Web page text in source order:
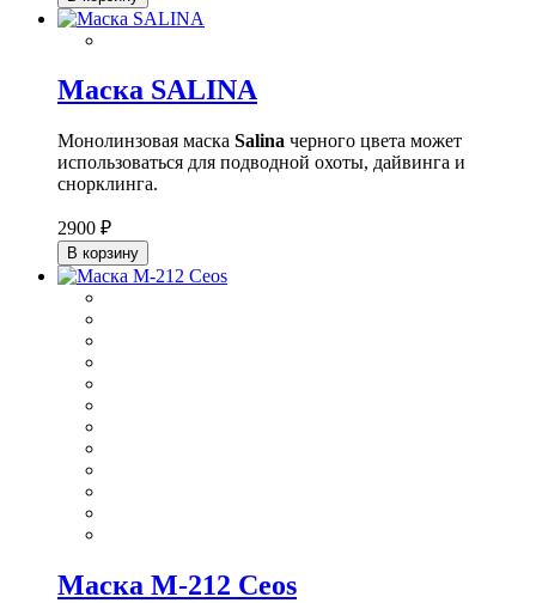
Маска SALINA
Монолинзовая маска Salina черного цвета может
использоваться для подводной охоты, дайвинга и
снорклинга.
2900 ₽
В корзину
Маска M-212 Ceos